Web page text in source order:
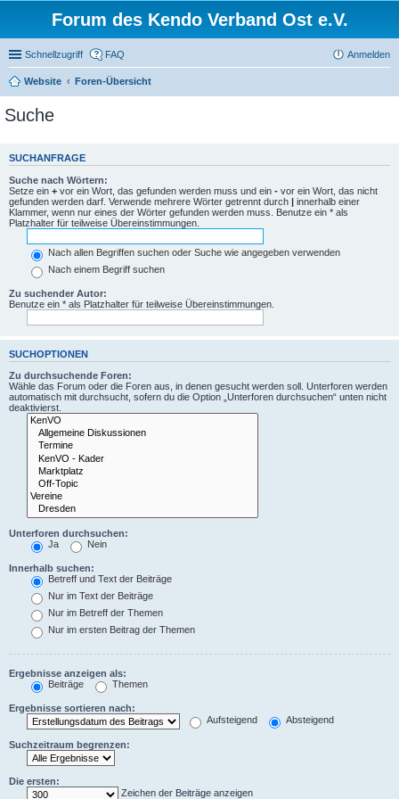
Forum des Kendo Verband Ost e.V.
Schnellzugriff FAQ Anmelden
Website Foren-Übersicht
Suche
SUCHANFRAGE
Suche nach Wörtern:
Setze ein + vor ein Wort, das gefunden werden muss und ein - vor ein Wort, das nicht
gefunden werden darf. Verwende mehrere Wörter getrennt durch | innerhalb einer
Klammer, wenn nur eines der Wörter gefunden werden muss. Benutze ein * als
Platzhalter für teilweise Übereinstimmungen.
Nach allen Begriffen suchen oder Suche wie angegeben verwenden
Nach einem Begriff suchen
Zu suchender Autor:
Benutze ein * als Platzhalter für teilweise Übereinstimmungen.
SUCHOPTIONEN
Zu durchsuchende Foren:
Wähle das Forum oder die Foren aus, in denen gesucht werden soll. Unterforen werden
automatisch mit durchsucht, sofern du die Option „Unterforen durchsuchen“ unten nicht
deaktivierst.
Unterforen durchsuchen:
Ja
Nein
Innerhalb suchen:
Betreff und Text der Beiträge
Nur im Text der Beiträge
Nur im Betreff der Themen
Nur im ersten Beitrag der Themen
Ergebnisse anzeigen als:
Beiträge
Themen
Ergebnisse sortieren nach:
Aufsteigend
Absteigend
Suchzeitraum begrenzen:
Die ersten:
Zeichen der Beiträge anzeigen